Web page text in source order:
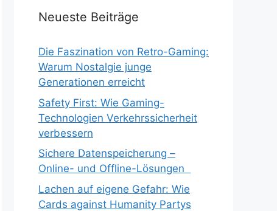
Neueste Beiträge
Die Faszination von Retro-Gaming:
Warum Nostalgie junge
Generationen erreicht
Safety First: Wie Gaming-
Technologien Verkehrssicherheit
verbessern
Sichere Datenspeicherung –
Online- und Offline-Lösungen
Lachen auf eigene Gefahr: Wie
Cards against Humanity Partys